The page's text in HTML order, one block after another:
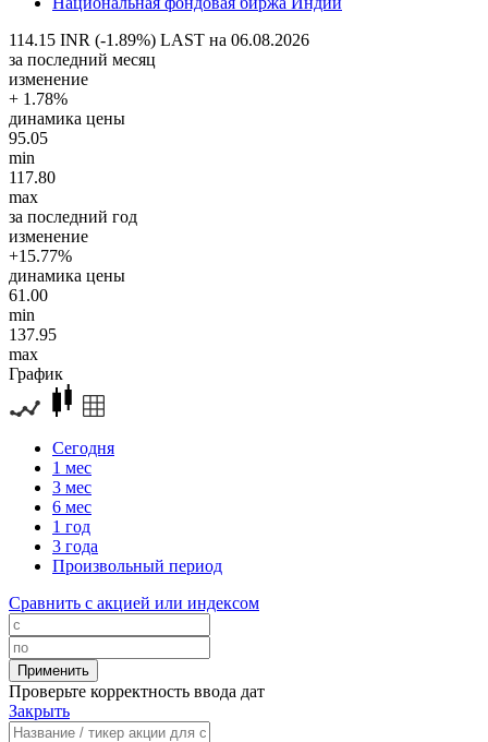
114.15 INR (-1.89%) LAST на 06.08.2026
за последний месяц
изменение
+ 1.78%
динамика цены
95.05
min
117.80
max
за последний год
изменение
+15.77%
динамика цены
61.00
min
137.95
max
График
Сегодня
1 мес
3 мес
6 мес
1 год
3 года
Произвольный период
Сравнить с акцией или индексом
Проверьте корректность ввода дат
Закрыть